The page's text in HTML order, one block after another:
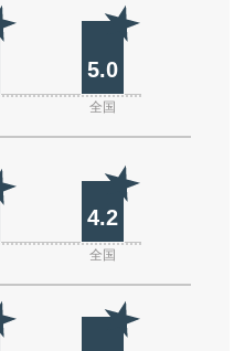
5.0
全国
4.2
全国